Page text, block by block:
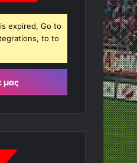
expired, Go to
to to
μας